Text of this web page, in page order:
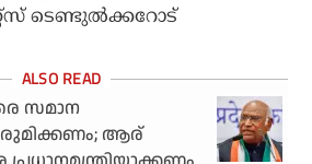
ടെണ്ടുല്‍ക്കറോട്
സമാന
ആര്